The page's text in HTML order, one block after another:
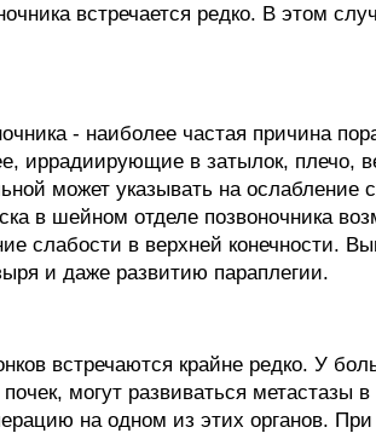
встречается редко. В этом
- наиболее частая причина
в затылок, плечо,
может указывать на
в шейном отделе позвоночника
слабости в верхней конечности.
и даже развитию параплегии.
встречаются крайне редко. У
почек, могут развиваться
на одном из этих органов.